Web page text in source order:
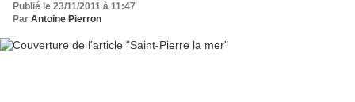
Publié le 23/11/2011 à 11:47
Par Antoine Pierron